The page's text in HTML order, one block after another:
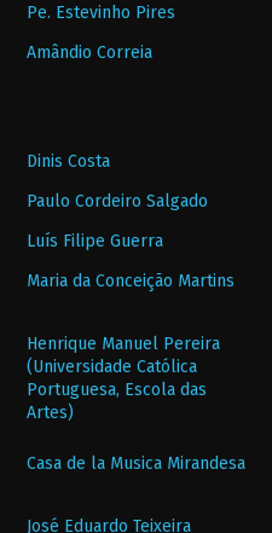
Pe. Estevinho Pires
Amândio Correia
Dinis Costa
Paulo Cordeiro Salgado
Luís Filipe Guerra
Maria da Conceição Martins
Henrique Manuel Pereira
(Universidade Católica
Portuguesa, Escola das
Artes)
Casa de la Musica Mirandesa
José Eduardo Teixeira